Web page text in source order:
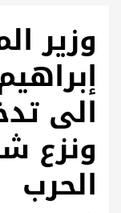
وزير
الى
ونزع
الحرب